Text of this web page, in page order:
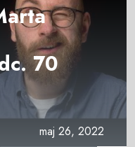
70
maj 26, 2022